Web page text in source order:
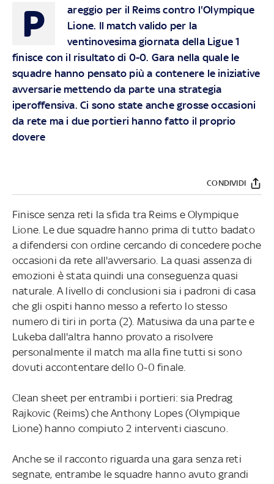
P
areggio per il Reims contro l'Olympique
Lione. Il match valido per la
ventinovesima giornata della Ligue 1
finisce con il risultato di 0-0. Gara nella quale le
squadre hanno pensato più a contenere le iniziative
avversarie mettendo da parte una strategia
iperoffensiva. Ci sono state anche grosse occasioni
da rete ma i due portieri hanno fatto il proprio
dovere
CONDIVIDI
Finisce senza reti la sfida tra Reims e Olympique
Lione. Le due squadre hanno prima di tutto badato
a difendersi con ordine cercando di concedere poche
occasioni da rete all'avversario. La quasi assenza di
emozioni è stata quindi una conseguenza quasi
naturale. A livello di conclusioni sia i padroni di casa
che gli ospiti hanno messo a referto lo stesso
numero di tiri in porta (2). Matusiwa da una parte e
Lukeba dall'altra hanno provato a risolvere
personalmente il match ma alla fine tutti si sono
dovuti accontentare dello 0-0 finale.
Clean sheet per entrambi i portieri: sia Predrag
Rajkovic (Reims) che Anthony Lopes (Olympique
Lione) hanno compiuto 2 interventi ciascuno.
Anche se il racconto riguarda una gara senza reti
segnate, entrambe le squadre hanno avuto grandi